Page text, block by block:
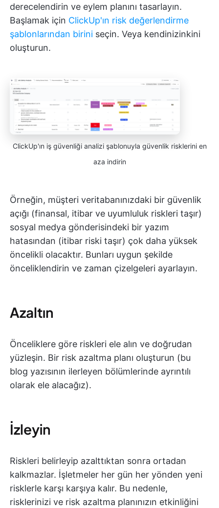
derecelendirin ve eylem planını tasarlayın.
Başlamak için ClickUp'ın risk değerlendirme
şablonlarından birini seçin. Veya kendinizinkini
oluşturun.
ClickUp'ın iş güvenliği analizi şablonuyla güvenlik risklerini en
aza indirin
Örneğin, müşteri veritabanınızdaki bir güvenlik
açığı (finansal, itibar ve uyumluluk riskleri taşır)
sosyal medya gönderisindeki bir yazım
hatasından (itibar riski taşır) çok daha yüksek
öncelikli olacaktır. Bunları uygun şekilde
önceliklendirin ve zaman çizelgeleri ayarlayın.
Azaltın
Önceliklere göre riskleri ele alın ve doğrudan
yüzleşin. Bir risk azaltma planı oluşturun (bu
blog yazısının ilerleyen bölümlerinde ayrıntılı
olarak ele alacağız).
İzleyin
Riskleri belirleyip azalttıktan sonra ortadan
kalkmazlar. İşletmeler her gün her yönden yeni
risklerle karşı karşıya kalır. Bu nedenle,
risklerinizi ve risk azaltma planınızın etkinliğini